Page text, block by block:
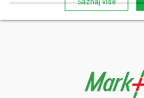
Saznaj više